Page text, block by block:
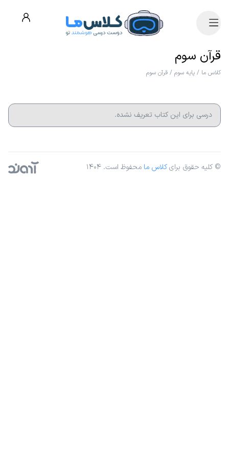
قرآن سوم
کلاس ما / پایه سوم / قرآن سوم
درسی برای این کتاب تعریف نشده.
© کلیه حقوق برایکلاس ما محفوظ است. ۱۴۰۴